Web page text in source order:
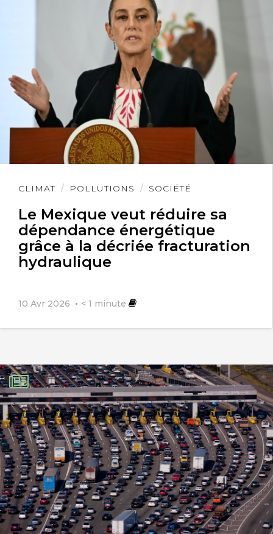
CLIMAT POLLUTIONS SOCIÉTÉ
Le Mexique veut réduire sa
dépendance énergétique
grâce à la décriée fracturation
hydraulique
10 Avr 2026 < 1 minute
Lire